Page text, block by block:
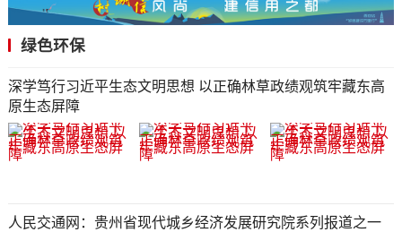
绿色环保
深学笃行习近平生态文明思想 以正确林草政绩观筑牢藏东高
原生态屏障
人民交通网：贵州省现代城乡经济发展研究院系列报道之一